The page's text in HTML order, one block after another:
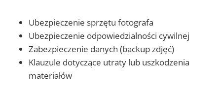
Ubezpieczenie sprzętu fotografa
Ubezpieczenie odpowiedzialności cywilnej
Zabezpieczenie danych (backup zdjęć)
Klauzule dotyczące utraty lub uszkodzenia
materiałów